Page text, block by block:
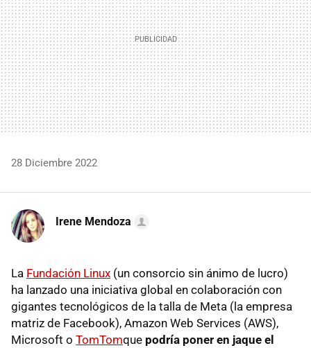
28 Diciembre 2022
Irene Mendoza
La Fundación Linux (un consorcio sin ánimo de lucro)
ha lanzado una iniciativa global en colaboración con
gigantes tecnológicos de la talla de Meta (la empresa
matriz de Facebook), Amazon Web Services (AWS),
Microsoft o TomTomque podría poner en jaque el